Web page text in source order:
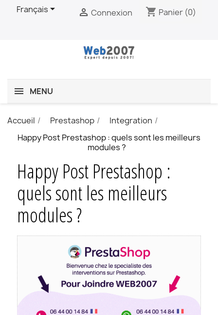
Français  Connexion shopping_cart Panier (0)
MENU
Accueil Prestashop
Integration
Happy Post Prestashop : quels sont les meilleurs
modules ?
Happy Post Prestashop :
quels sont les meilleurs
modules ?